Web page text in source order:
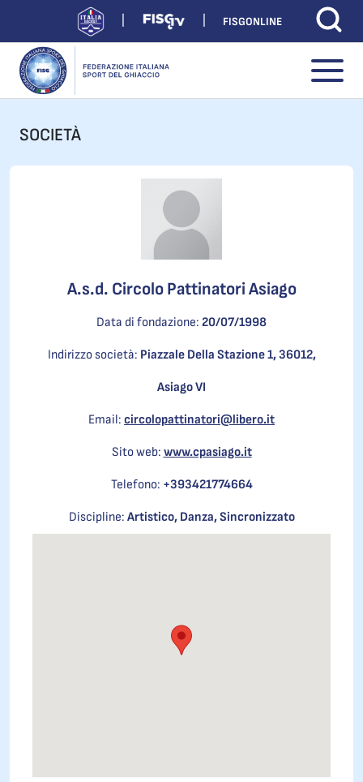
FISGONLINE
SOCIETÀ
A.s.d. Circolo Pattinatori Asiago
Data di fondazione: 20/07/1998
Indirizzo società: Piazzale Della Stazione 1, 36012,
Asiago VI
Email: circolopattinatori@libero.it
Sito web: www.cpasiago.it
Telefono: +393421774664
Discipline: Artistico, Danza, Sincronizzato